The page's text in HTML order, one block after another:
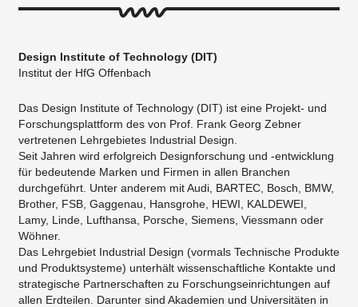
Design Institute of Technology (DIT)
Institut der HfG Offenbach
Das Design Institute of Technology (DIT) ist eine Projekt- und
Forschungsplattform des von Prof. Frank Georg Zebner
vertretenen Lehrgebietes Industrial Design.
Seit Jahren wird erfolgreich Designforschung und -entwicklung
für bedeutende Marken und Firmen in allen Branchen
durchgeführt. Unter anderem mit Audi, BARTEC, Bosch, BMW,
Brother, FSB, Gaggenau, Hansgrohe, HEWI, KALDEWEI,
Lamy, Linde, Lufthansa, Porsche, Siemens, Viessmann oder
Wöhner.
Das Lehrgebiet Industrial Design (vormals Technische Produkte
und Produktsysteme) unterhält wissenschaftliche Kontakte und
strategische Partnerschaften zu Forschungseinrichtungen auf
allen Erdteilen. Darunter sind Akademien und Universitäten in